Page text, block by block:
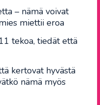
– nämä voivat
miettii eroa
tekoa, tiedät että
kertovat hyvästä
nämä myös